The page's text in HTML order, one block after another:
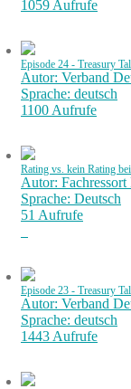
1059 Aufrufe
Episode 24 - Treasury
Autor: Verband
Sprache: deutsch
1100 Aufrufe
Rating vs. kein Rating
Autor:
Sprache: Deutsch
51 Aufrufe
Episode 23 - Treasury
Autor: Verband
Sprache: deutsch
1443 Aufrufe